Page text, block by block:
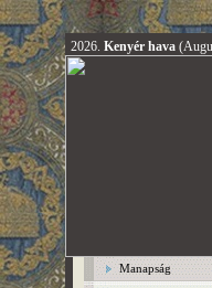
2026. Kenyér hava
Manapság